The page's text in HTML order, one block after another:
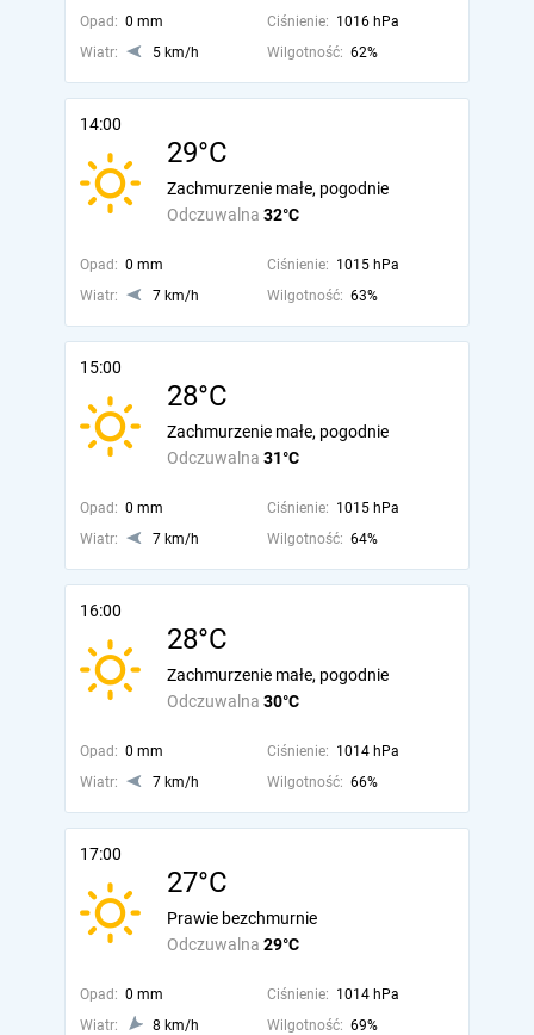
Opad: 0 mm Ciśnienie: 1016 hPa
Wiatr:
5 km/h Wilgotność: 62%
14:00
29°C
Odczuwalna 32°C
Zachmurzenie małe, pogodnie
Opad: 0 mm Ciśnienie: 1015 hPa
Wiatr:
7 km/h Wilgotność: 63%
15:00
28°C
Odczuwalna 31°C
Zachmurzenie małe, pogodnie
Opad: 0 mm Ciśnienie: 1015 hPa
Wiatr:
7 km/h Wilgotność: 64%
16:00
28°C
Odczuwalna 30°C
Zachmurzenie małe, pogodnie
Opad: 0 mm Ciśnienie: 1014 hPa
Wiatr:
7 km/h Wilgotność: 66%
17:00
27°C
Odczuwalna 29°C
Prawie bezchmurnie
Opad: 0 mm Ciśnienie: 1014 hPa
Wiatr:
8 km/h Wilgotność: 69%